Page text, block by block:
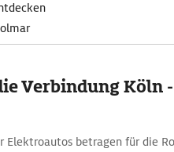
Verbindung Köln
Elektroautos betragen für die